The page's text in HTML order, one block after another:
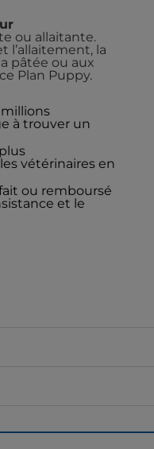
ou allaitante.
l’allaitement, la
pâtée ou aux
Plan Puppy.
millions
à trouver un
vétérinaires en
ou remboursé
et le